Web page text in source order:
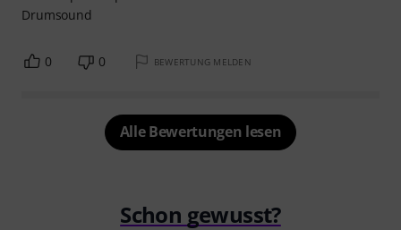
Drumsound
0 0 BEWERTUNG MELDEN
Alle Bewertungen lesen
Schon gewusst?